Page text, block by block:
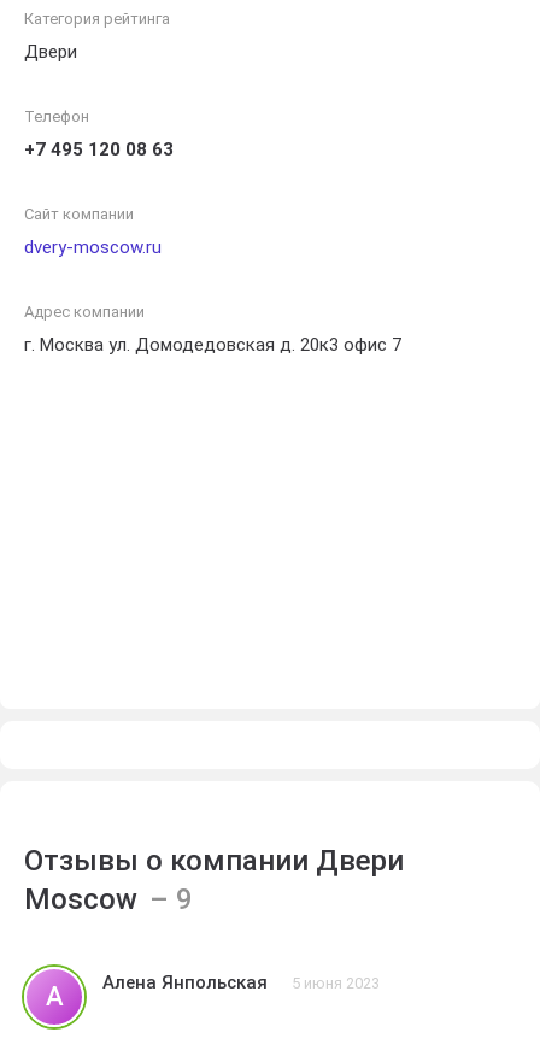
также гаражные ворота. Кроме того, "Двери Москвы"
также их ремонту. Компания гарантирует высокое
Категория рейтинга
Двери
Телефон
+7 495 120 08 63
Сайт компании
dvery-moscow.ru
Адрес компании
г. Москва ул. Домодедовская д. 20к3 офис 7
Отзывы о компании Двери
Moscow
А Алена Янпольская 5 июня 2023